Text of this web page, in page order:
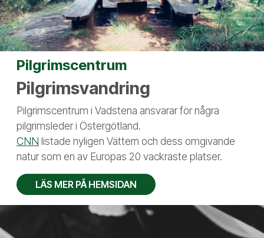
Pilgrimscentrum
Pilgrimsvandring
Pilgrimscentrum i Vadstena ansvarar för några
pilgrimsleder i Östergötland.
CNN listade nyligen Vättern och dess omgivande
natur som en av Europas 20 vackraste platser.
LÄS MER PÅ HEMSIDAN